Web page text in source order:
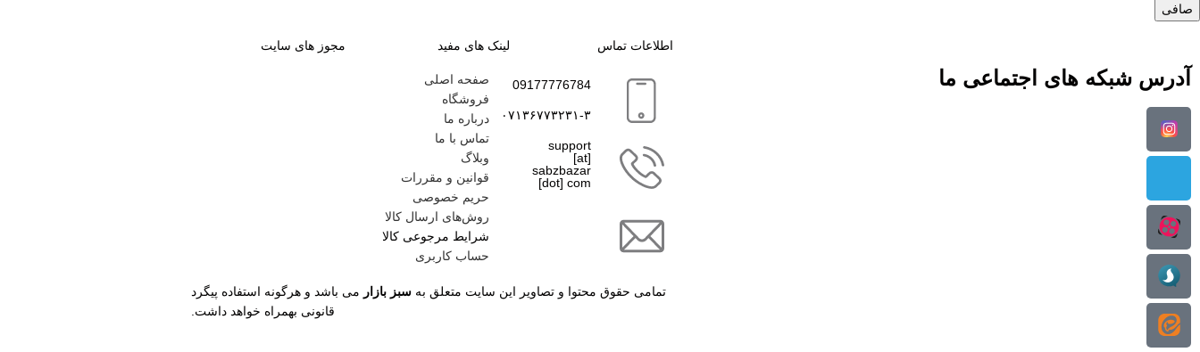
صافی
آدرس شبکه های اجتماعی ما
اطلاعات تماس
09177776784
۰۷۱۳۶۷۷۳۲۳۱-۳
support
[at]
sabzbazar
[dot] com
لینک های مفید
صفحه اصلی
فروشگاه
درباره ما
تماس با ما
وبلاگ
قوانین و مقررات
حریم خصوصی
روش‌های ارسال کالا
شرایط مرجوعی کالا
حساب کاربری
مجوز های سایت
تمامی حقوق محتوا و تصاویر این سایت متعلق به سبز بازار می باشد و هرگونه استفاده پیگرد
قانونی بهمراه خواهد داشت.